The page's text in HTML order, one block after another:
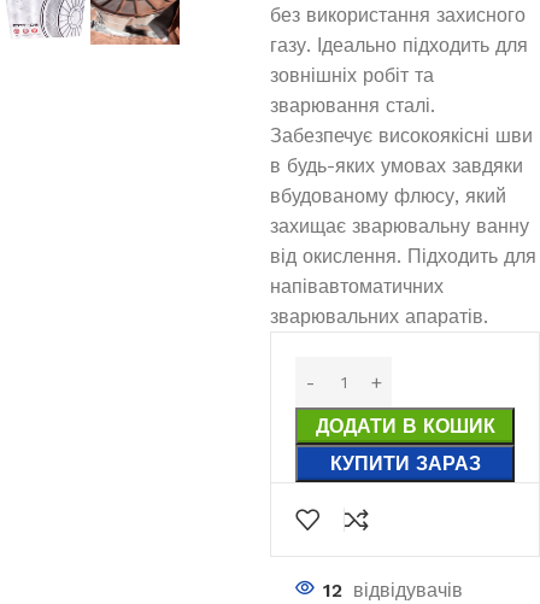
без використання захисного
газу. Ідеально підходить для
зовнішніх робіт та
зварювання сталі.
Забезпечує високоякісні шви
в будь-яких умовах завдяки
вбудованому флюсу, який
захищає зварювальну ванну
від окислення. Підходить для
напівавтоматичних
зварювальних апаратів.
ДОДАТИ В КОШИК
КУПИТИ ЗАРАЗ
12 відвідувачів